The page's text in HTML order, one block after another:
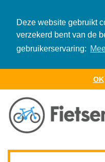
Deze website gebruikt
verzekerd bent van de
gebruikerservaring:
OK